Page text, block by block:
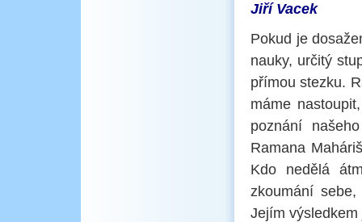
Jiří Vacek
Pokud je
nauky, určitý
přímou stezku.
máme
poznání
Ramana
Kdo nedělá
zkoumání
Jejím